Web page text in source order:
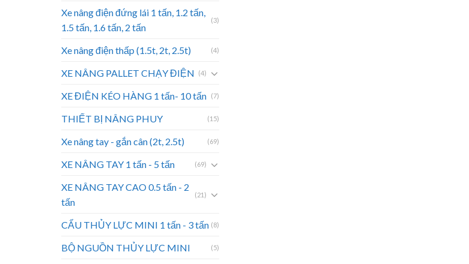
Xe nâng điện đứng lái 1 tấn, 1.2 tấn,
1.5 tấn, 1.6 tấn, 2 tấn
(3)
Xe nâng điện thấp (1.5t, 2t, 2.5t) (4)
XE NÂNG PALLET CHẠY ĐIỆN (4)
XE ĐIỆN KÉO HÀNG 1 tấn- 10 tấn (7)
THIẾT BỊ NÂNG PHUY (15)
Xe nâng tay - gắn cân (2t, 2.5t) (69)
XE NÂNG TAY 1 tấn - 5 tấn (69)
XE NÂNG TAY CAO 0.5 tấn - 2
tấn
(21)
CẨU THỦY LỰC MINI 1 tấn - 3 tấn (8)
BỘ NGUỒN THỦY LỰC MINI (5)